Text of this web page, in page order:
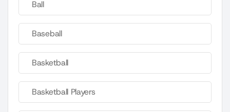
Ball
Baseball
Basketball
Basketball Players